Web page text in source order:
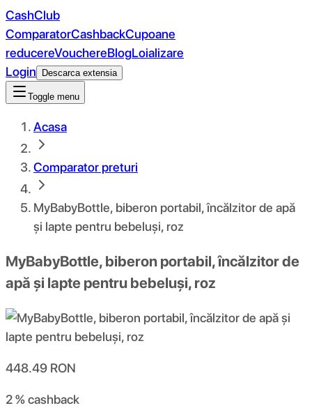
CashClub
ComparatorCashbackCupoane
reducereVouchereBlogLoializare
Login
Descarca extensia
Toggle menu
Acasa
Comparator preturi
MyBabyBottle, biberon portabil, încălzitor de apă
și lapte pentru bebeluși, roz
MyBabyBottle, biberon portabil, încălzitor de
apă și lapte pentru bebeluși, roz
448.49 RON
2 %cashback